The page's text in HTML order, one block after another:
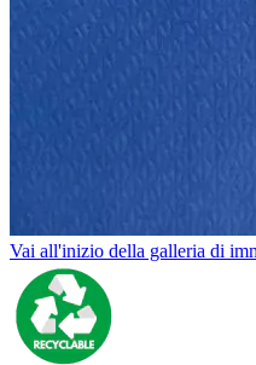
Vai all'inizio della galleria di